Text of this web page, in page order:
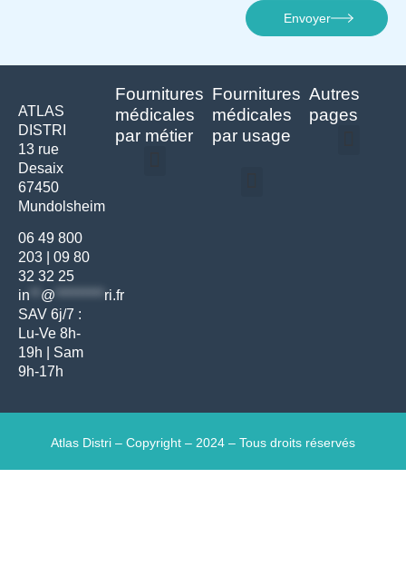
Envoyer
ATLAS
DISTRI
13 rue
Desaix
67450
Mundolsheim
06 49 800
203
09 80
32 32 25
in
@ ********* ri.fr
SAV 6j/7 :
Lu-Ve 8h-
19h | Sam
9h-17h
Fournitures
médicales
par métier
Fournitures
médicales
par usage
Autres
pages
Atlas Distri – Copyright – 2024 – Tous droits réservés